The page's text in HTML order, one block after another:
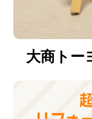
大商トー